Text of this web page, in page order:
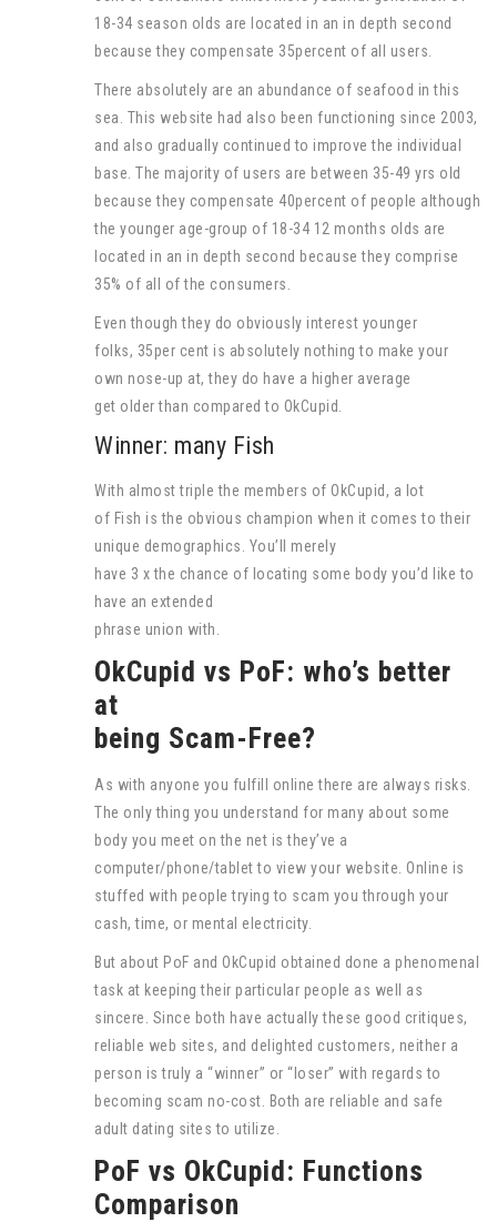
18-34 season olds are located in an in depth second
because they compensate 35percent of all users.
There absolutely are an abundance of seafood in this
sea. This website had also been functioning since 2003,
and also gradually continued to improve the individual
base. The majority of users are between 35-49 yrs old
because they compensate 40percent of people although
the younger age-group of 18-34 12 months olds are
located in an in depth second because they comprise
35% of all of the consumers.
Even though they do obviously interest younger
folks, 35per cent is absolutely nothing to make your
own nose-up at, they do have a higher average
get older than compared to OkCupid.
Winner: many Fish
With almost triple the members of OkCupid, a lot
of Fish is the obvious champion when it comes to their
unique demographics. You’ll merely
have 3 x the chance of locating some body you’d like to
have an extended
phrase union with.
OkCupid vs PoF: who’s better
at
being Scam-Free?
As with anyone you fulfill online there are always risks.
The only thing you understand for many about some
body you meet on the net is they’ve a
computer/phone/tablet to view your website. Online is
stuffed with people trying to scam you through your
cash, time, or mental electricity.
But about PoF and OkCupid obtained done a phenomenal
task at keeping their particular people as well as
sincere. Since both have actually these good critiques,
reliable web sites, and delighted customers, neither a
person is truly a “winner” or “loser” with regards to
becoming scam no-cost. Both are reliable and safe
adult dating sites to utilize.
PoF vs OkCupid: Functions
Comparison